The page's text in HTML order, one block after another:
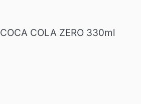
COCA COLA ZERO 330ml